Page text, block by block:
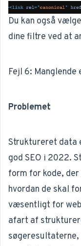
Du kan også
dine filtre ved at
Fejl 6:
Problemet
Struktureret data
god SEO i 2022.
form for kode,
hvordan de skal
væsentligt for
afart af